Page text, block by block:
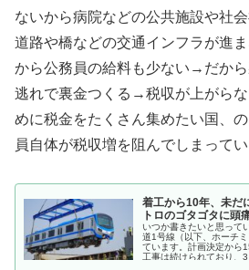
ないから病院などの公共施設や社
道路や橋などの交通インフラが進
から公務員の給料も少ない→だか
逃れで裏金つくる→税収が上がら
めに税金をたくさん集めたい国、
員自体が税収増を阻んでしまってい
着工から10年、未だ
トロのゴタゴタに頭
いつか書きたいと思って
道1号線（以下、ホーチ
ています。計画決定から
工事は続けられており、